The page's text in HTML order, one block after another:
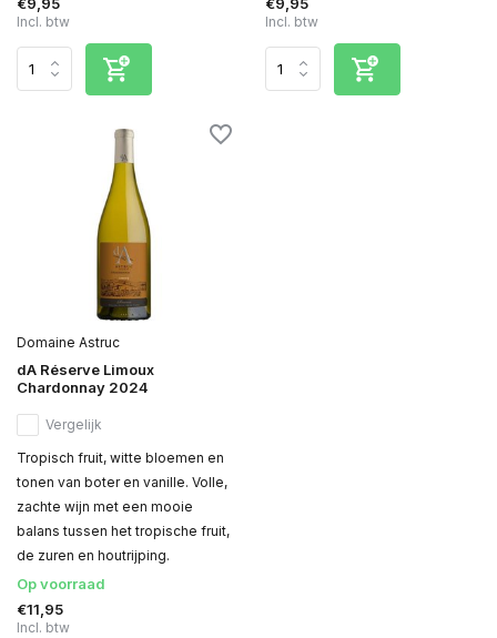
Incl. btw Incl. btw
Domaine Astruc
dA Réserve Limoux
Chardonnay 2024
Vergelijk
Tropisch fruit, witte bloemen en
tonen van boter en vanille. Volle,
zachte wijn met een mooie
balans tussen het tropische fruit,
de zuren en houtrijping.
Op voorraad
€11,95
Incl. btw